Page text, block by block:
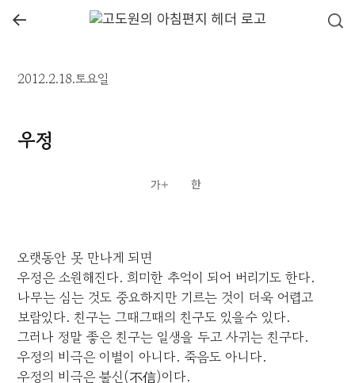
←
2012.2.18.토요일
우정
오랫동안 못 만나게 되면
우정은 소원해진다. 희미한 추억이 되어 버리기도 한다.
나무는 심는 것도 중요하지만 기르는 것이 더욱 어렵고
보람있다. 친구는 그때그때의 친구도 있을수 있다.
그러나 정말 좋은 친구는 일생을 두고 사귀는 친구다.
우정의 비극은 이별이 아니다. 죽음도 아니다.
우정의 비극은 불신(不信)이다.